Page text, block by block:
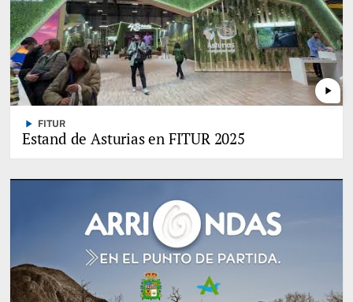
play_arrow
play_arrow FITUR
Estand de Asturias en FITUR 2025